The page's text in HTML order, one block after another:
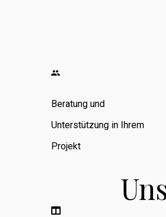
Beratung und
Unterstützung in Ihrem
Projekt
Zimmerarbeiten,
Umbauten,
Sanierungen